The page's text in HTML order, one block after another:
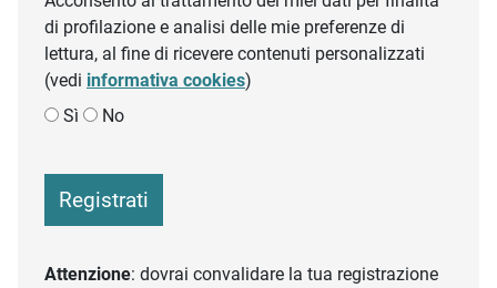
di profilazione e analisi delle mie preferenze di
lettura, al fine di ricevere contenuti personalizzati
(vedi informativa cookies)
Sì
No
Registrati
Attenzione: dovrai convalidare la tua registrazione